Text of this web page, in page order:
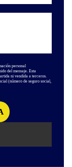
personal
del mensaje. Esta
ni vendida a terceros.
(número de seguro social,